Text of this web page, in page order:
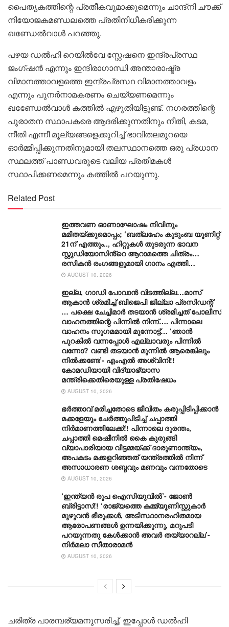
പൈതൃകത്തിന്റെ പ്രതീകവുമാക്കുമെന്നും ചാന്ദ്‌നി ചൗക്ക്
നിയോജകമണ്ഡലത്തെ പ്രതിനിധീകരിക്കുന്ന
ഖണ്ഡേൽവാൾ പറഞ്ഞു.
പഴയ ഡൽഹി റെയിൽവേ സ്റ്റേഷനെ ഇന്ദ്രപ്രസ്ഥ
ജംഗ്ഷൻ എന്നും ഇന്ദിരാഗാന്ധി അന്താരാഷ്ട്ര
വിമാനത്താവളത്തെ ഇന്ദ്രപ്രസ്ഥ വിമാനത്താവളം
എന്നും പുനർനാമകരണം ചെയ്യണമെന്നും
ഖണ്ഡേേൽവാൾ കത്തിൽ എഴുതിയിട്ടുണ്ട്. നഗരത്തിന്റെ
പുരാതന സ്ഥാപകരെ ആദരിക്കുന്നതിനും നീതി, കടമ,
നീതി എന്നീ മൂല്യങ്ങളെക്കുറിച്ച് ഭാവിതലമുറയെ
ഓർമ്മിപ്പിക്കുന്നതിനുമായി തലസ്ഥാനത്തെ ഒരു പ്രധാന
സ്ഥലത്ത് പാണ്ഡവരുടെ വലിയ പ്രതിമകൾ
സ്ഥാപിക്കണമെന്നും കത്തിൽ പറയുന്നു.
Related Post
ഇത്തവണ ഓണാഘോഷം നിവിനും
മമിതയ്ക്കുമൊപ്പം; ‘ബത്‍ലഹേം കുടുംബ യൂണിറ്റ്
21ന് എത്തും.., ഹിറ്റുകൾ തുടരുന്ന ഭാവന
സ്റ്റുഡിയോസിൻ്റെ ആറാമത്തെ ചിത്രം…
രസികൻ രംഗങ്ങളുമായി ഗാനം എത്തി…
AUGUST 10, 2026
ഇല്ല, ​ഗാഡി പോവാൻ വിടത്തില്ല…മാസ്
ആകാൻ ശ്രമിച്ച് ബിജെപി ജില്ലാ പ്രസിഡന്റ്
… പക്ഷെ ചേച്ചിമാർ തടയാൻ ശ്രമിച്ചത് പോലീസ്
വാഹനത്തിന്റെ പിന്നിൽ നിന്ന്…. പിന്നാലെ
വാഹനം സു​ഗമമായി മുന്നോട്ട്… ‘ഞാൻ
പുറകിൽ വന്നപ്പോൾ എല്ലാവരും പിന്നിൽ
വന്നോ? വണ്ടി തടയാൻ മുന്നിൽ ആരെങ്കിലും
നിൽക്കണ്ടേ’- എംഎൽ അശ്വിനി!!
കോമഡിയായി വിദ്യാഭ്യാസ
മന്ത്രിക്കെതിരെയുള്ള പ്രതിഷേധം
AUGUST 10, 2026
ഭർത്താവ് മരിച്ചതോടെ ജീവിതം കരുപ്പിടിപ്പിക്കാൻ
മക്കളേയും ചേർത്തുപിടിച്ച് ചപ്പാത്തി
നിർമാണത്തിലേക്ക്!! പിന്നാലെ ദുരന്തം,
ചപ്പാത്തി മെഷീനിൽ കൈ കുരുങ്ങി
വ്യാപാരിയായ വീട്ടമ്മയ്ക്ക് ദാരുണാന്ത്യം,
അപകടം മക്കളറിഞ്ഞത് യന്ത്രത്തിൽ നിന്ന്
അസാധാരണ ശബ്ദവും മണവും വന്നതോടെ
AUGUST 10, 2026
‘ഇന്ത്യൻ രൂപ ഐസിയുവിൽ’- ജോൺ
ബ്രിട്ടാസ്!! ‘രാജ്യത്തെ കമ്മ്യൂണിസ്റ്റുകാർ
മുഴുവൻ ഭീരുക്കൾ, അടിസ്ഥാനരഹിതമായ
ആരോപണങ്ങൾ ഉന്നയിക്കുന്നു, മറുപടി
പറയുന്നതു കേൾക്കാൻ അവർ തയ്യാറല്ല’-
നിർമലാ സീതാരാമൻ
AUGUST 10, 2026
ചരിത്ര പാരമ്പര്യമനുസരിച്ച്, ഇപ്പോൾ ഡൽഹി